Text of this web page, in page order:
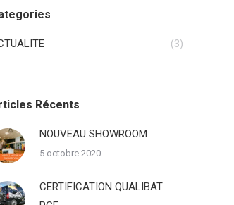
(3)
Récents
NOUVEAU SHOWROOM
5 octobre 2020
CERTIFICATION QUALIBAT